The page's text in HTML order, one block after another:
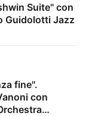
Suite" con
Guidolotti Jazz
fine".
con